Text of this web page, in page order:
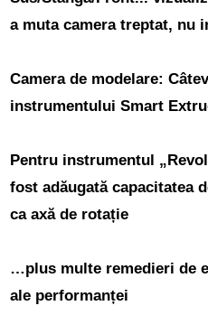
a muta camera treptat, nu
Camera de modelare:
instrumentului Smart
Pentru instrumentul
fost adăugată capacitatea
ca axă de rotație
…plus multe remedieri de
ale performanței